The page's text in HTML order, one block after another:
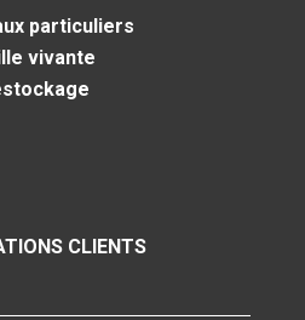
particuliers
vivante
CLIENTS